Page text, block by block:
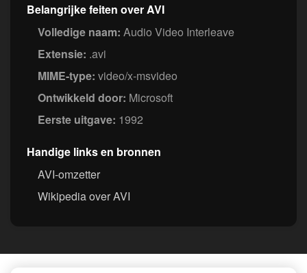
Belangrijke feiten over AVI
Volledige naam: Audio Video Interleave
Extensie: .avi
MIME-type: video/x-msvideo
Ontwikkeld door: Microsoft
Eerste uitgave: 1992
Handige links en bronnen
AVI-omzetter
Wikipedia over AVI